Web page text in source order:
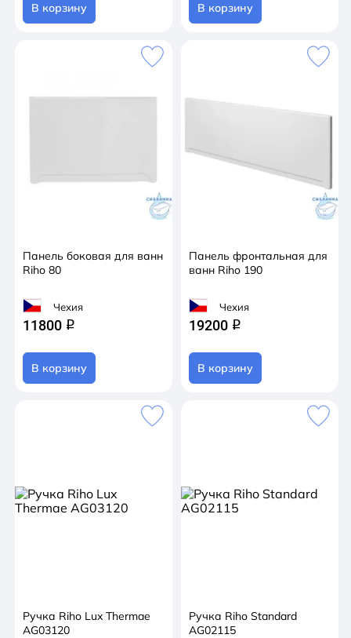
В корзину В корзину
Панель боковая для ванн
Riho 80
Чехия
11800 q
В корзину
Панель фронтальная для
ванн Riho 190
Чехия
19200 q
В корзину
Ручка Riho Lux Thermae
AG03120
Ручка Riho Standard
AG02115